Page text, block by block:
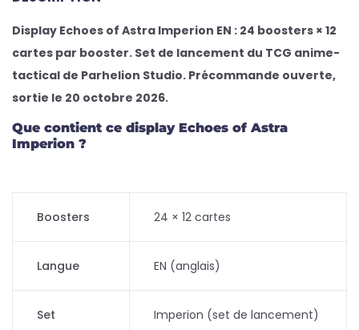
Display Echoes of Astra Imperion EN : 24 boosters × 12
cartes par booster. Set de lancement du TCG anime-
tactical de Parhelion Studio. Précommande ouverte,
sortie le 20 octobre 2026.
Que contient ce display Echoes of Astra
Imperion ?
Boosters 24 × 12 cartes
Langue EN (anglais)
Set Imperion (set de lancement)